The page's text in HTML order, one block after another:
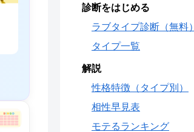
診断をはじめる
ラブタイプ診断（無料）
タイプ一覧
解説
性格特徴（タイプ別）
相性早見表
モテるランキング